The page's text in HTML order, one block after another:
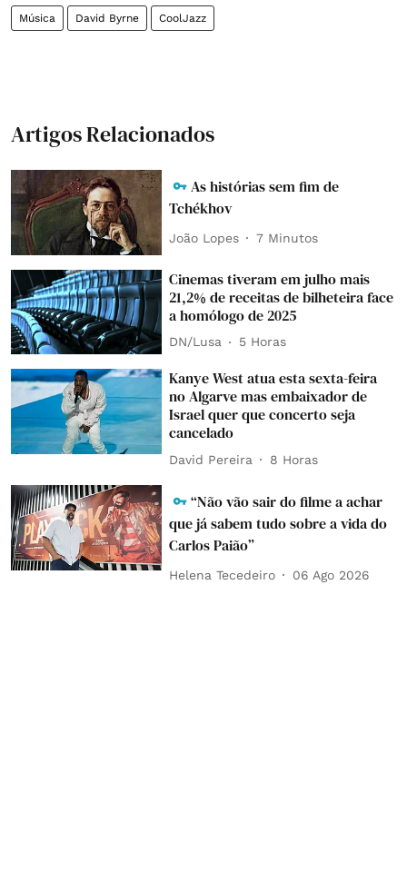
Música David Byrne CoolJazz
Artigos Relacionados
As histórias sem fim de
Tchékhov
João Lopes 7 Minutos
Cinemas tiveram em julho mais
21,2% de receitas de bilheteira face
a homólogo de 2025
DN/Lusa 5 Horas
Kanye West atua esta sexta-feira
no Algarve mas embaixador de
Israel quer que concerto seja
cancelado
David Pereira 8 Horas
“Não vão sair do filme a achar
que já sabem tudo sobre a vida do
Carlos Paião”
Helena Tecedeiro 06 Ago 2026